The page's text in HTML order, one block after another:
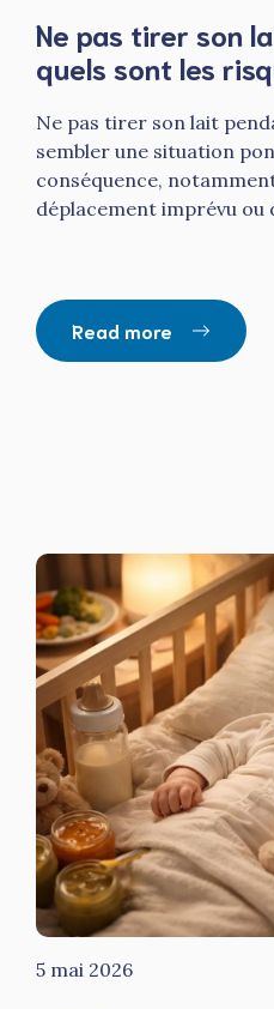
Ne pas tirer son
quels sont les
Ne pas tirer son lait
sembler une situation
conséquence,
déplacement imprévu ou
Read more
5 mai 2026